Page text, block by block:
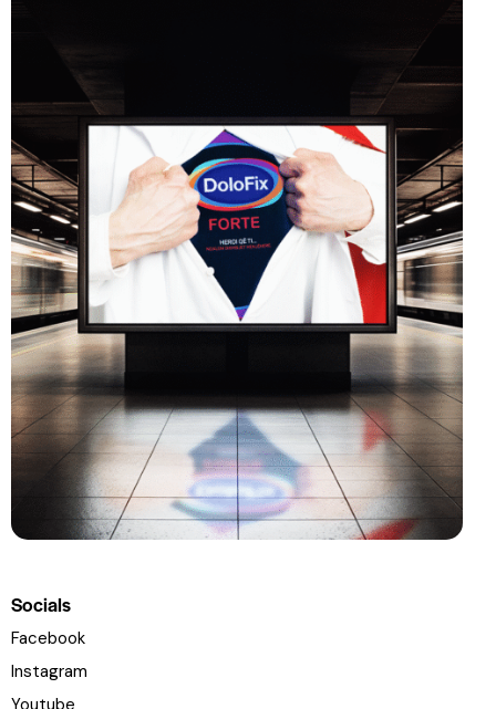
Socials
Facebook
Instagram
Youtube